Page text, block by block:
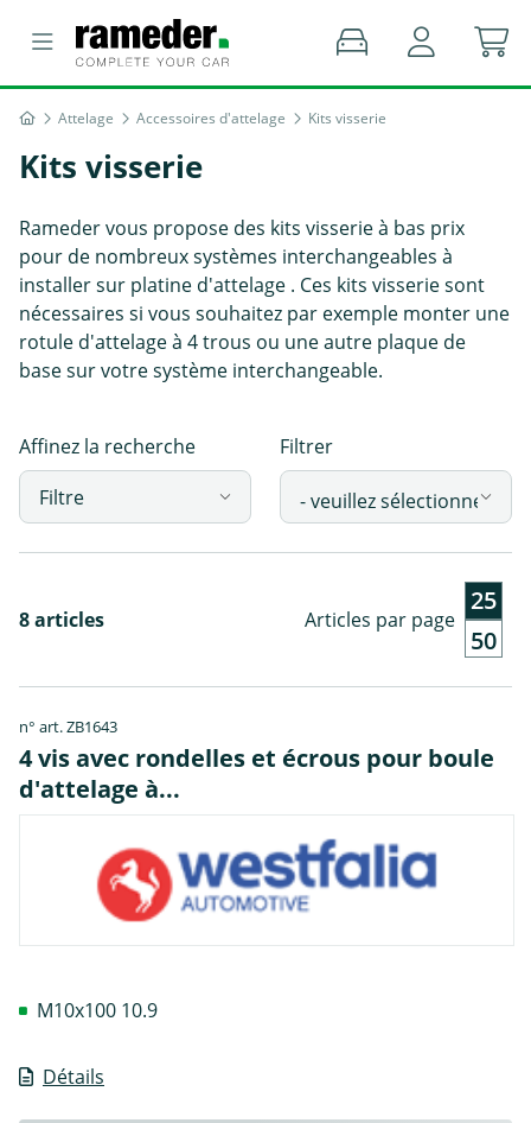
Attelage Accessoires d'attelage Kits visserie
Kits visserie
Rameder vous propose des kits visserie à bas prix
pour de nombreux systèmes interchangeables à
installer sur platine d'attelage . Ces kits visserie sont
nécessaires si vous souhaitez par exemple monter une
rotule d'attelage à 4 trous ou une autre plaque de
base sur votre système interchangeable.
Affinez la recherche
Filtre
Filtrer
8 articles Articles par page
25
50
n° art. ZB1643
4 vis avec rondelles et écrous pour boule
d'attelage à...
Détails
M10x100 10.9